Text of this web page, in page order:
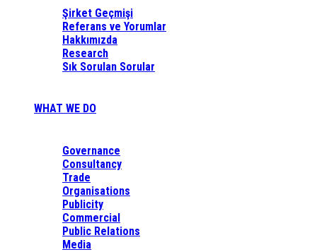
Şirket Geçmişi
Referans ve Yorumlar
Hakkımızda
Research
Sık Sorulan Sorular
WHAT WE DO
Governance
Consultancy
Trade
Organisations
Publicity
Commercial
Public Relations
Media